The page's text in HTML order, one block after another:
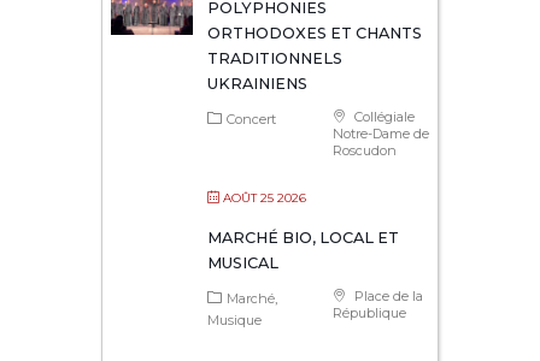
POLYPHONIES
ORTHODOXES ET CHANTS
TRADITIONNELS
UKRAINIENS
Collégiale
Notre-Dame de
Roscudon
Concert
AOÛT 25 2026
MARCHÉ BIO, LOCAL ET
MUSICAL
Place de la
République
Marché
Musique